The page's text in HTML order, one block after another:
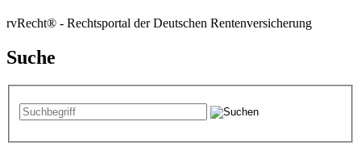
rvRecht® - Rechtsportal der Deutschen Rentenversicherung
Suche